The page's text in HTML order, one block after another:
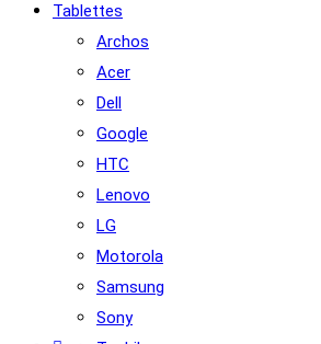
Tablettes
Archos
Acer
Dell
Google
HTC
Lenovo
LG
Motorola
Samsung
Sony